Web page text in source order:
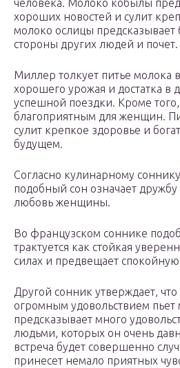
человека. Молоко кобылы
хороших новостей и сулит
молоко ослицы предсказывает
стороны других людей и почет.
Миллер толкует питье молока
хорошего урожая и достатка в
успешной поездки. Кроме того,
благоприятным для женщин.
сулит крепкое здоровье и
будущем.
Согласно кулинарному
подобный сон означает
любовь женщины.
Во французском соннике
трактуется как стойкая
силах и предвещает
Другой сонник утверждает, что
огромным удовольствием пьет
предсказывает много
людьми, которых он очень
встреча будет совершенно
принесет немало приятных